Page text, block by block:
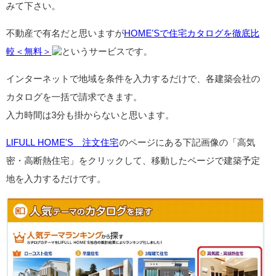
みて下さい。
不動産で有名だと思いますがHOME'Sで住宅カタログを徹底比
較＜無料＞
というサービスです。
インターネットで地域を条件を入力するだけで、各建築会社の
カタログを一括で請求できます。
入力時間は3分も掛からないと思います。
LIFULL HOME'S 注文住宅のページにある下記画像の「高気
密・高断熱住宅」をクリックして、移動したページで建築予定
地を入力するだけです。